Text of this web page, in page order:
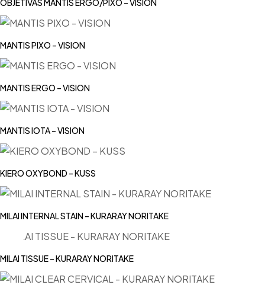
OBJETIVAS MANTIS ERGO/PIXO – VISION
MANTIS PIXO – VISION
MANTIS ERGO – VISION
MANTIS IOTA – VISION
KIERO OXYBOND – KUSS
MILAI INTERNAL STAIN – KURARAY NORITAKE
MILAI TISSUE – KURARAY NORITAKE